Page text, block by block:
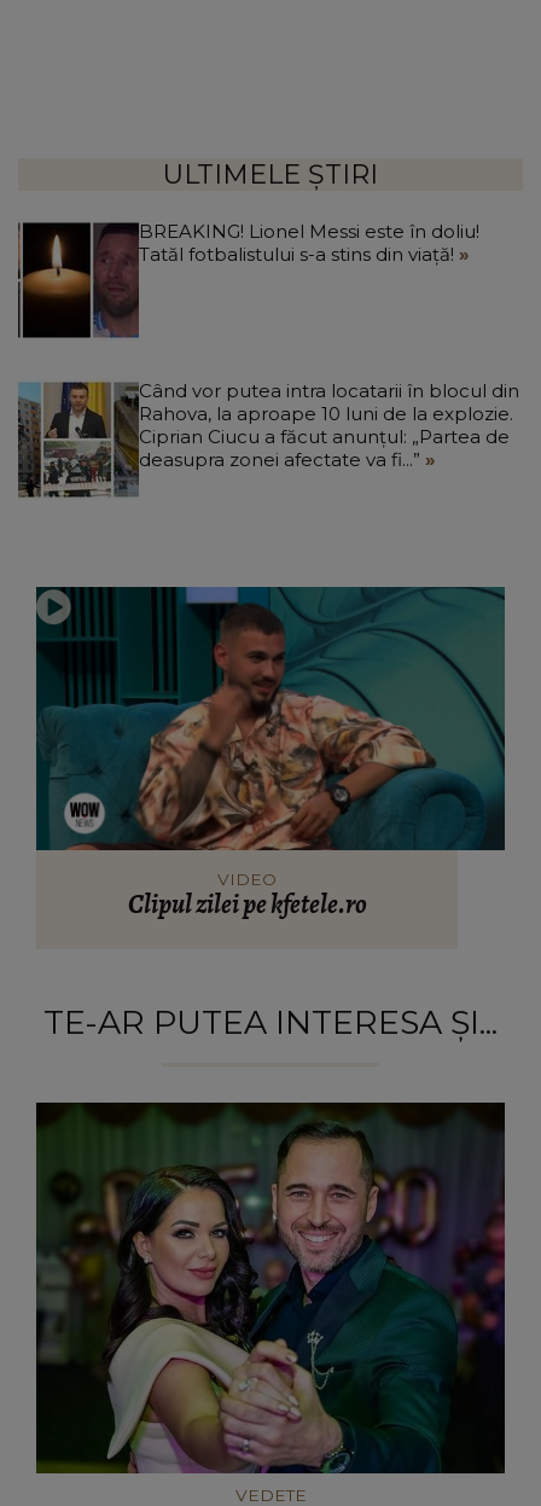
ULTIMELE ȘTIRI
BREAKING! Lionel Messi este în doliu!
Tatăl fotbalistului s-a stins din viață!
Când vor putea intra locatarii în blocul din
Rahova, la aproape 10 luni de la explozie.
Ciprian Ciucu a făcut anunțul: „Partea de
deasupra zonei afectate va fi...”
VIDEO
Clipul zilei pe kfetele.ro
TE-AR PUTEA INTERESA ȘI...
VEDETE